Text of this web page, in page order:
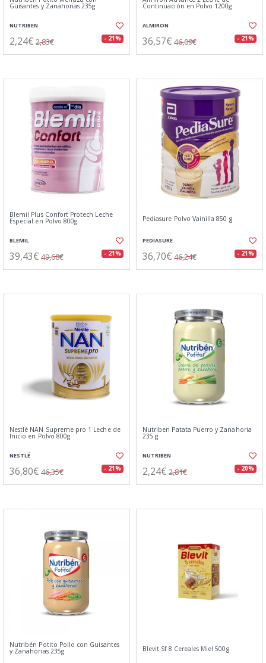
Guisantes y Zanahorias 235g
NUTRIBEN
2,24€ 2,83€ - 21%
Continuación en Polvo 1200g
ALMIRON
36,57€ 46,09€ - 21%
Blemil Plus Confort Protech Leche
Especial en Polvo 800g
BLEMIL
39,43€ 49,68€ - 21%
Pediasure Polvo Vainilla 850 g
PEDIASURE
36,70€ 46,24€ - 21%
Nestlé NAN Supreme pro 1 Leche de
Inicio en Polvo 800g
NESTLÉ
36,80€ 46,35€ - 21%
Nutriben Patata Puerro y Zanahoria
235 g
NUTRIBEN
2,24€ 2,81€ - 20%
Nutribén Potito Pollo con Guisantes
y Zanahorias 235g Blevit Sf 8 Cereales Miel 500g